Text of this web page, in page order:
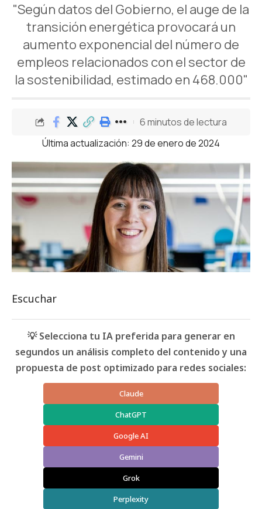
"Según datos del Gobierno, el auge de la
transición energética provocará un
aumento exponencial del número de
empleos relacionados con el sector de
la sostenibilidad, estimado en 468.000"
Última actualización: 29 de enero de 2024
6 minutos de lectura
Escuchar
💡 Selecciona tu IA preferida para generar en
segundos un análisis completo del contenido y una
propuesta de post optimizado para redes sociales:
Claude
ChatGPT
Google AI
Gemini
Grok
Perplexity